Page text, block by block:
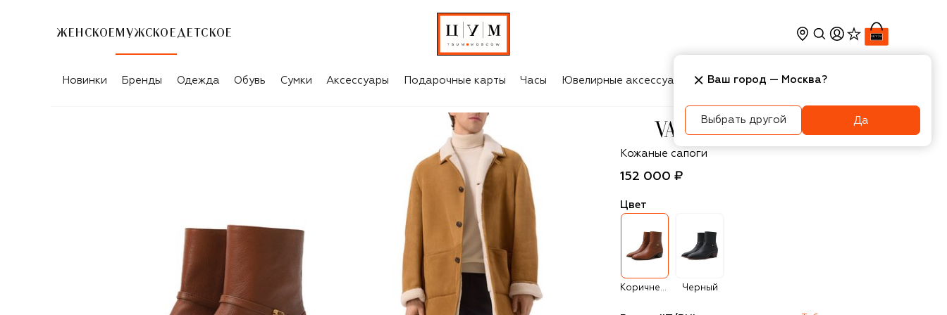
ЖЕНСКОЕ МУЖСКОЕ ДЕТСКОЕ
Новинки Бренды Одежда Обувь Сумки Аксессуары Подарочные карты Часы Ювелирные аксессуары Косметика Интерьер
Valentino
Кожаные сапоги
152 000 ₽
Цвет
Коричневый Черный
Ваш город — Москва?
Выбрать другой Да